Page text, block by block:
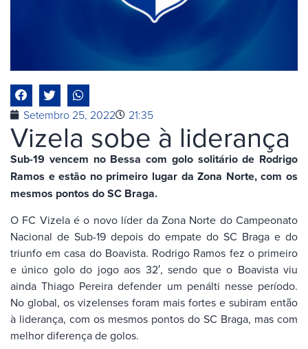
Setembro 25, 2022 21:35
Vizela sobe à liderança
Sub-19 vencem no Bessa com golo solitário de Rodrigo
Ramos e estão no primeiro lugar da Zona Norte, com os
mesmos pontos do SC Braga.
O FC Vizela é o novo líder da Zona Norte do Campeonato
Nacional de Sub-19 depois do empate do SC Braga e do
triunfo em casa do Boavista. Rodrigo Ramos fez o primeiro
e único golo do jogo aos 32′, sendo que o Boavista viu
ainda Thiago Pereira defender um penálti nesse período.
No global, os vizelenses foram mais fortes e subiram então
à liderança, com os mesmos pontos do SC Braga, mas com
melhor diferença de golos.